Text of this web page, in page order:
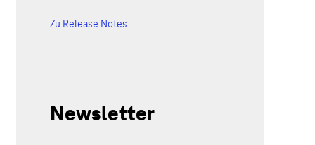
Zu Release Notes
Newsletter